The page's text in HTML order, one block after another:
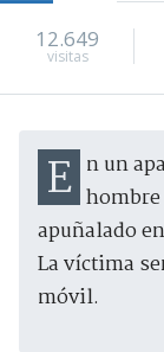
12.649
visitas
En un aparente robo con homicidio, un
apuñalado
La víctima
móvil.